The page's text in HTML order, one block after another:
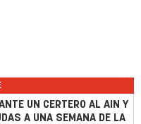
UN CERTERO AL AIN Y
A UNA SEMANA DE LA